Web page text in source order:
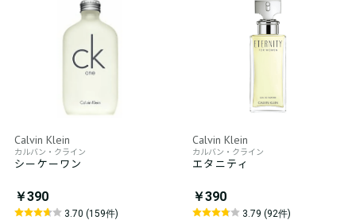
Calvin Klein
カルバン・クライン
シーケーワン
￥390
3.70 (159件)
Calvin Klein
カルバン・クライン
エタニティ
￥390
3.79 (92件)